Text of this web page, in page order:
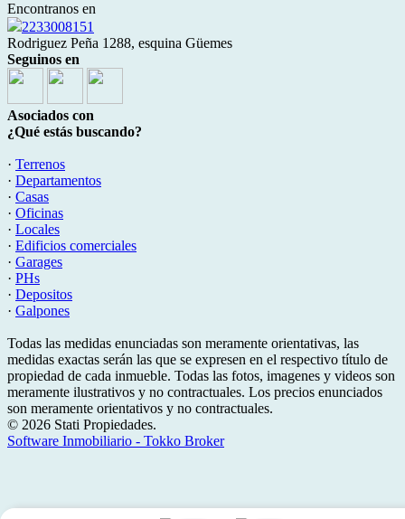
Encontranos en
2233008151
Rodriguez Peña 1288, esquina Güemes
Seguinos en
Asociados con
¿Qué estás buscando?
· Terrenos
· Departamentos
· Casas
· Oficinas
· Locales
· Edificios comerciales
· Garages
· PHs
· Depositos
· Galpones
Todas las medidas enunciadas son meramente orientativas, las
medidas exactas serán las que se expresen en el respectivo título de
propiedad de cada inmueble. Todas las fotos, imagenes y videos son
meramente ilustrativos y no contractuales. Los precios enunciados
son meramente orientativos y no contractuales.
© 2026 Stati Propiedades.
Software Inmobiliario - Tokko Broker